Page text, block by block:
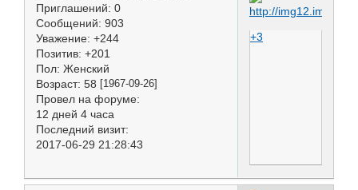
Приглашений: 0
Сообщений: 903
Уважение: +244
Позитив: +201
Пол: Женский
Возраст: 58 [1967-09-26]
Провел на форуме:
12 дней 4 часа
Последний визит:
2017-06-29 21:28:43
+3